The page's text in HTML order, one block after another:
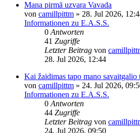
Mana pirmā uzvara Vavada
von camillpittm » 28. Jul 2026,
Informationen zu E.A.S.S.
0Antworten
41 Zugriffe
Letzter Beitrag von
28. Jul 2026, 12:44
Kai žaidimas tapo mano savaitgalio
von camillpittm » 24. Jul 2026,
Informationen zu E.A.S.S.
0Antworten
44 Zugriffe
Letzter Beitrag von
24. Jul 2026, 09:50